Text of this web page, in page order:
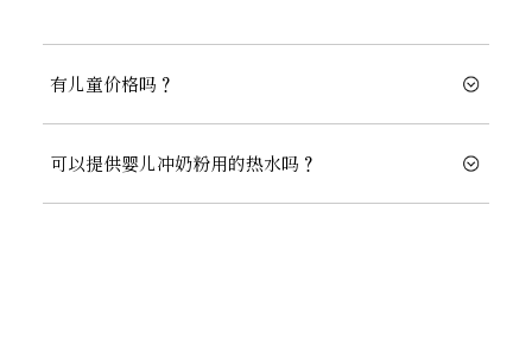
有儿童价格吗？
可以提供婴儿冲奶粉用的热水吗？